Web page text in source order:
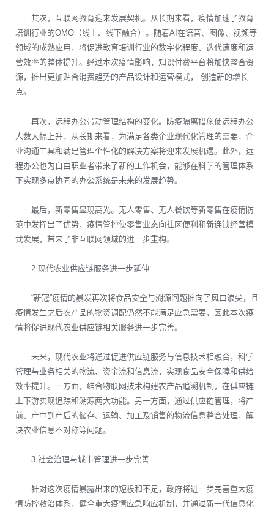
其次，互联网教育迎来发展契机。从长期来看，疫情加速了教育
培训行业的OMO（线上、线下融合）。随着AI在语音、图像、视频等
领域的成熟应用，将促进教育培训行业的数字化程度、迭代速度和运
营效率的整体提升。经过本次疫情影响，知识付费平台将加快整合资
源，推出更加贴合消费趋势的产品设计和运营模式， 创造新的增长
点。
再次，远程办公带动管理结构的变化。防疫隔离措施使远程办公
人数大幅上升，从长期来看，为满足各类企业现代化管理的需要，企
业沟通工具和满足管理个性化的解决方案将迎来发展机遇。此外，远
程办公也为自由职业者带来了新的工作机会，能够在科学的管理体系
下实现多点协同的办公系统是未来的发展趋势。
最后，新零售显现高光。无人零售、无人餐饮等新零售在疫情防
范中发挥出了优势，疫情管控使零售业态向社区便利和新连锁经营模
式发展，带来了非互联网领域的进一步重构。
2.现代农业供应链服务进一步延伸
“新冠”疫情的暴发再次将食品安全与溯源问题推向了风口浪尖，且
疫情发生之后农产品的物资调配仍然不能满足应急需要，因此本次疫
情将促进现代农业供应链相关服务进一步完善。
未来，现代农业将通过促进供应链服务与信息技术相融合，科学
管理与业务相关的物流、资金流和信息流，实现食品安全保障和供给
效率提升。一方面，结合物联网技术构建农产品追溯机制，在供应链
上下游实现追踪和溯源两大功能。另一方面，通过供应链管理，将产
前、产中到产后的储存、运输、加工及销售的物流信息整合处理，解
决农业信息不对称等问题。
3.社会治理与城市管理进一步完善
针对这次疫情暴露出来的短板和不足，政府将进一步完善重大疫
情防控救治体系，健全重大疫情应急响应机制，并通过新一代信息化